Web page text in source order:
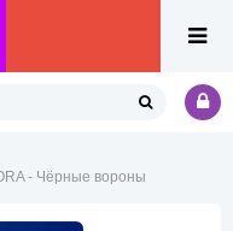
- Чёрные вороны